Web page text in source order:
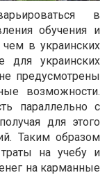
в
обучения и
в украинских
для украинских
предусмотрены
возможности.
параллельно с
для этого
Таким образом
на учебу и
на карманные